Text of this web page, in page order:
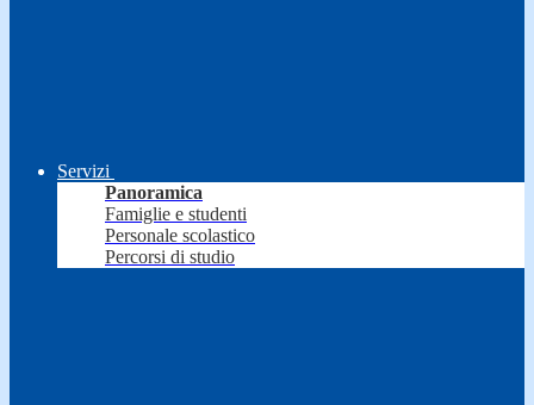
Servizi
Panoramica
Famiglie e studenti
Personale scolastico
Percorsi di studio